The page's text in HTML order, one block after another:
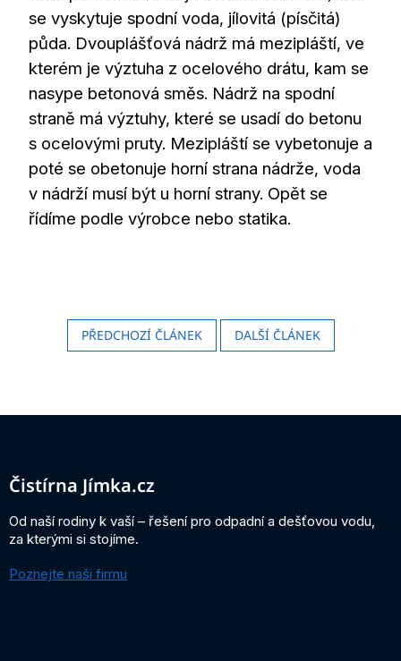
se vyskytuje spodní voda, jílovitá (písčitá)
půda. Dvouplášťová nádrž má mezipláští, ve
kterém je výztuha z ocelového drátu, kam se
nasype betonová směs. Nádrž na spodní
straně má výztuhy, které se usadí do betonu
s ocelovými pruty. Mezipláští se vybetonuje a
poté se obetonuje horní strana nádrže, voda
v nádrží musí být u horní strany. Opět se
řídíme podle výrobce nebo statika.
PŘEDCHOZÍ ČLÁNEK DALŠÍ ČLÁNEK
Čistírna Jímka.cz
Od naší rodiny k vaší – řešení pro odpadní a dešťovou vodu,
za kterými si stojíme.
Poznejte naši firmu